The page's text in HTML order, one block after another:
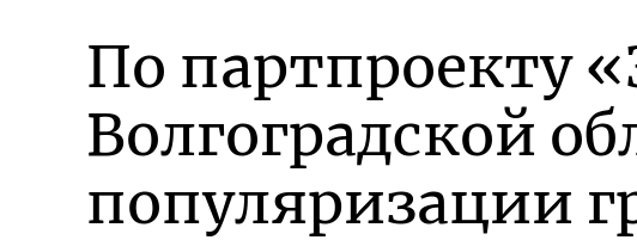
По партпроекту
Волгоградской
популяризации